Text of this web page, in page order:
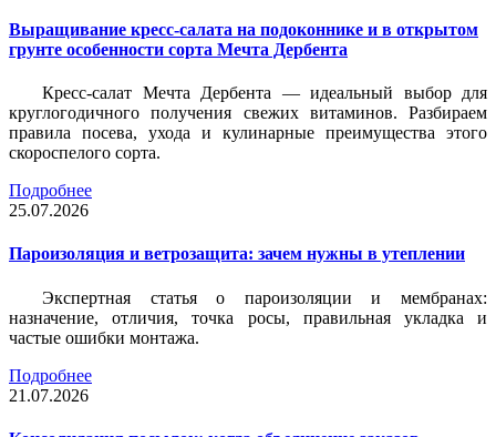
Выращивание кресс-салата на подоконнике и в открытом
грунте особенности сорта Мечта Дербента
Кресс-салат Мечта Дербента — идеальный выбор для
круглогодичного получения свежих витаминов. Разбираем
правила посева, ухода и кулинарные преимущества этого
скороспелого сорта.
Подробнее
25.07.2026
Пароизоляция и ветрозащита: зачем нужны в утеплении
Экспертная статья о пароизоляции и мембранах:
назначение, отличия, точка росы, правильная укладка и
частые ошибки монтажа.
Подробнее
21.07.2026